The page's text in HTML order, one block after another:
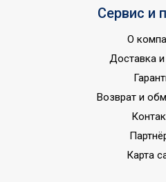
Область применения
пылевлагозащищенности
производительность
Страна производства
Сервис и
О
Доставка
Возврат и
Карта